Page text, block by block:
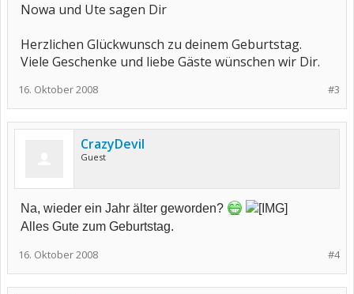
Nowa und Ute sagen Dir
Herzlichen Glückwunsch zu deinem Geburtstag.
Viele Geschenke und liebe Gäste wünschen wir Dir.
#3
16. Oktober 2008
CrazyDevil
Guest
Na, wieder ein Jahr älter geworden?
Alles Gute zum Geburtstag.
#4
16. Oktober 2008